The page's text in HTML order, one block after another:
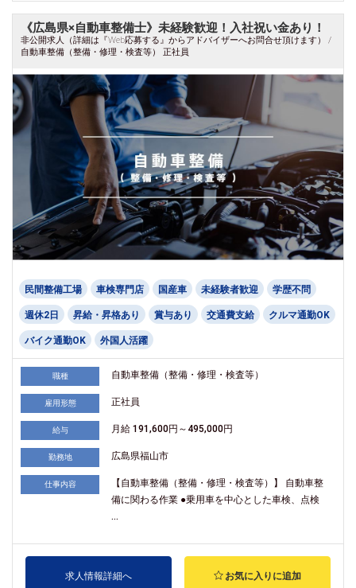
《広島県×自動車整備士》未経験歓迎！入社祝い金あり！
非公開求人（詳細は『Web応募する』からアドバイザーへお問合せ頂けます） /
自動車整備（整備・修理・検査等） 正社員
民間整備工場 車検専門店 国産車 未経験者歓迎 学歴不問
週休2日 昇給・昇格あり 賞与あり 交通費支給 クルマ通勤OK
バイク通勤OK 外国人活躍
職種 自動車整備（整備・修理・検査等）
雇用形態 正社員
給与 月給 191,600円～495,000円
勤務地 広島県福山市
仕事内容
【自動車整備（整備・修理・検査等）】 自動車整
備に関わる作業 ●乗用車を中心とした車検、点検
...
求人情報詳細へ お気に入りに追加